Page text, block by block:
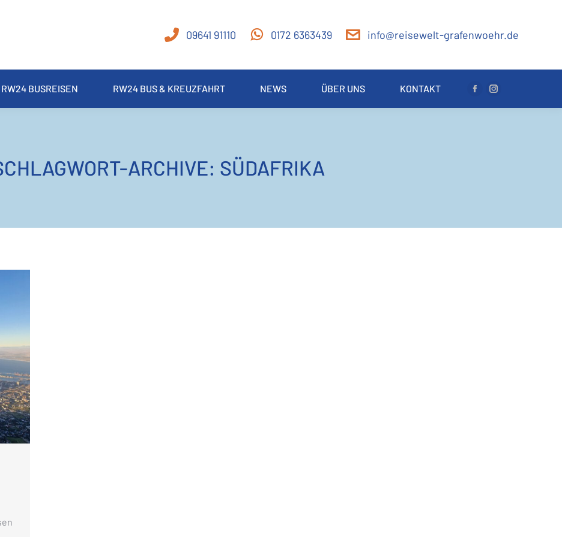
09641 91110 0172 6363439 info@reisewelt-grafenwoehr.de
RW24 BUSREISEN RW24 BUS & KREUZFAHRT NEWS ÜBER UNS KONTAKT
Facebook
page
Instagram
page
ARCHIVE: SÜDAFRIKA